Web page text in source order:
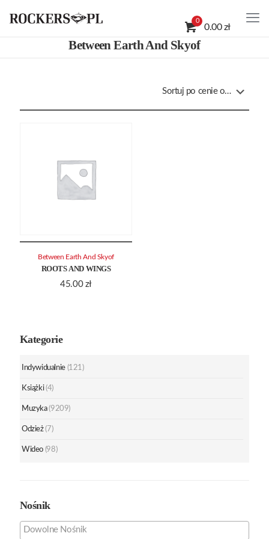
0
0.00 zł
Between Earth And Skyof
ROOTS AND WINGS
45.00 zł
Between Earth And Skyof
Kategorie
Indywidualnie (121)
Książki (4)
Muzyka (9209)
Odzież (7)
Wideo (98)
Nośnik